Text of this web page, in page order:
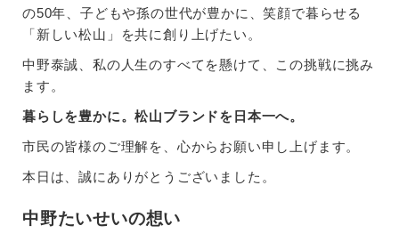
の50年、子どもや孫の世代が豊かに、笑顔で暮らせる
「新しい松山」を共に創り上げたい。
中野泰誠、私の人生のすべてを懸けて、この挑戦に挑み
ます。
暮らしを豊かに。松山ブランドを日本一へ。
市民の皆様のご理解を、心からお願い申し上げます。
本日は、誠にありがとうございました。
中野たいせいの想い